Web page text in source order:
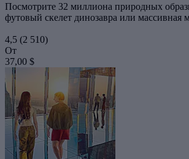
Посмотрите 32 миллиона природных
футовый скелет динозавра или массивная
4,5 (2 510)
От
37,00 $